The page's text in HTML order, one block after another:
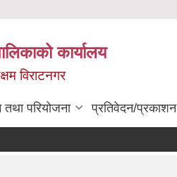
कार्यालय
विराटनगर
तथा परियोजना प्रतिवेदन/प्रकाशन